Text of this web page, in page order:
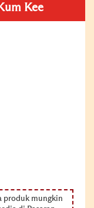
Kee
produk mungkin